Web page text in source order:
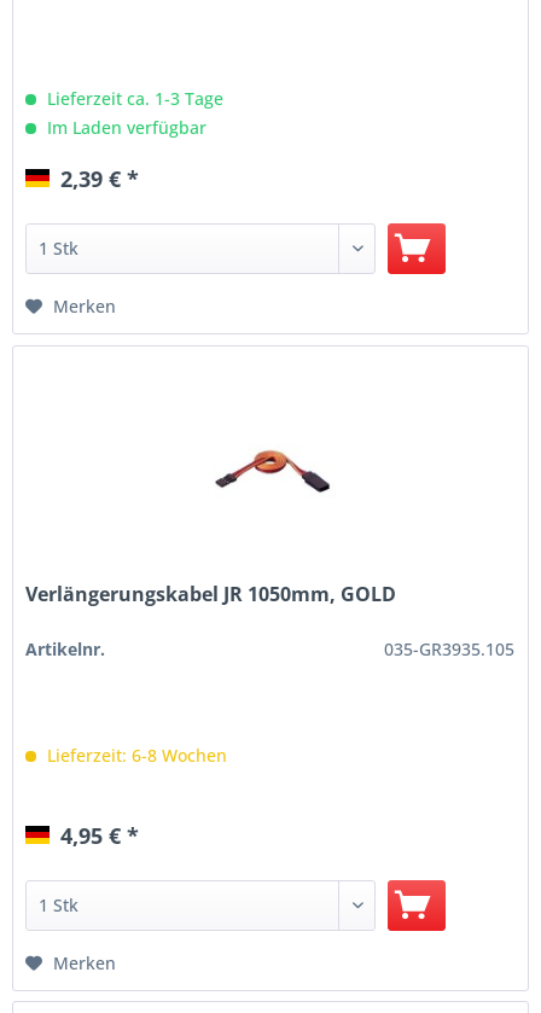
Lieferzeit ca. 1-3 Tage
Im Laden verfügbar
2,39 € *
Merken
Verlängerungskabel JR 1050mm, GOLD
Artikelnr. 035-GR3935.105
Lieferzeit: 6-8 Wochen
4,95 € *
Merken